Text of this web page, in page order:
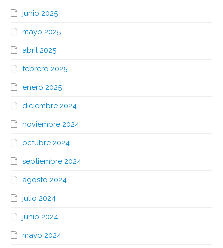
junio 2025
mayo 2025
abril 2025
febrero 2025
enero 2025
diciembre 2024
noviembre 2024
octubre 2024
septiembre 2024
agosto 2024
julio 2024
junio 2024
mayo 2024